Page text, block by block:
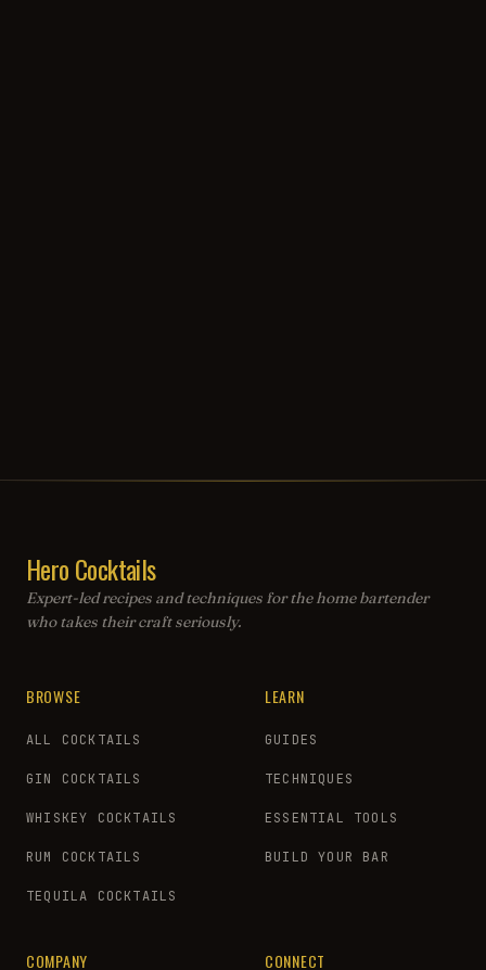
Hero Cocktails
Expert-led recipes and techniques for the home bartender
who takes their craft seriously.
BROWSE
ALL COCKTAILS
GIN COCKTAILS
WHISKEY COCKTAILS
RUM COCKTAILS
TEQUILA COCKTAILS
LEARN
GUIDES
TECHNIQUES
ESSENTIAL TOOLS
BUILD YOUR BAR
COMPANY CONNECT